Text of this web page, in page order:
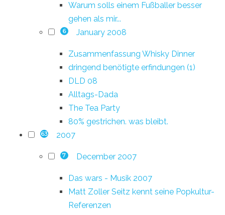
Warum solls einem Fußballer besser
gehen als mir...
6 January 2008
Zusammenfassung Whisky Dinner
dringend benötigte erfindungen (1)
DLD 08
Alltags-Dada
The Tea Party
80% gestrichen. was bleibt.
63 2007
7 December 2007
Das wars - Musik 2007
Matt Zoller Seitz kennt seine Popkultur-
Referenzen